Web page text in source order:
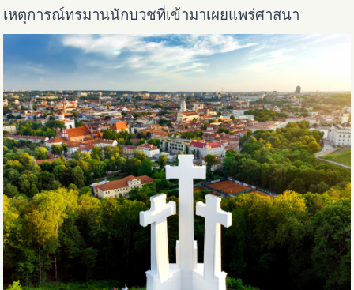
เหตุการณ์ทรมานนักบวชที่เข้ามาเผยแพร่ศาสนา